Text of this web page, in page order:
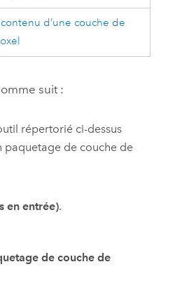
d’une couche de
suit :
répertorié ci-dessus
paquetage de couche de
en entrée).
de couche de